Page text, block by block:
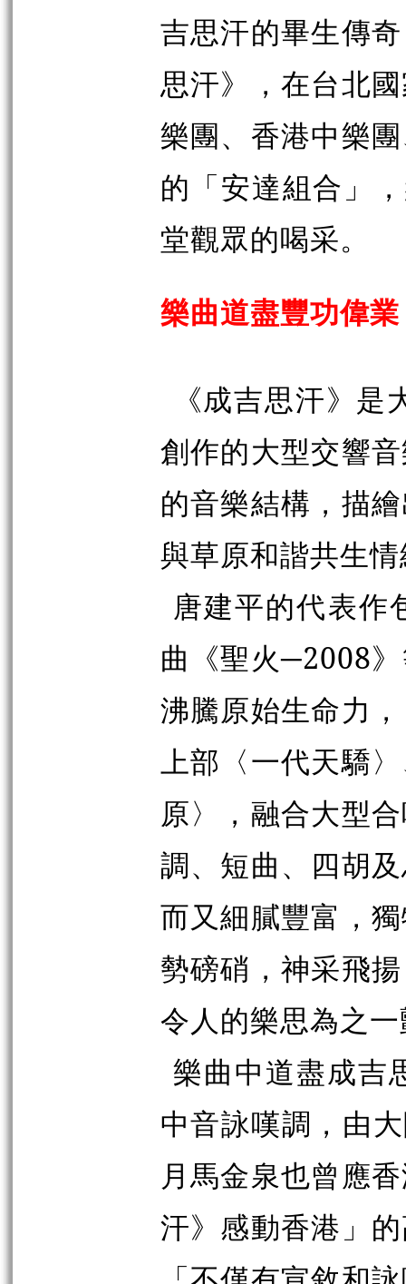
吉思汗的畢生傳奇
思汗》，在台北
樂團、香港中樂
的「安達組合」
堂觀眾的喝采。
樂曲道盡豐功偉業
《成吉思汗》是
創作的大型交響
的音樂結構，描
與草原和諧共生
唐建平的代表作
曲《聖火─2008
沸騰原始生命力
上部〈一代天驕
原〉，融合大型
調、短曲、四胡
而又細膩豐富，
勢磅硝，神采飛
令人的樂思為之
樂曲中道盡成吉
中音詠嘆調，由
月馬金泉也曾應
汗》感動香港」